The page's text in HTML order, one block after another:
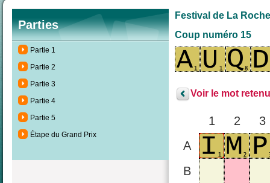
Parties
Partie 1
Partie 2
Partie 3
Partie 4
Partie 5
Étape du Grand Prix
Festival de La
Coup numéro 15
Voir le mot
1 2
3
A
B